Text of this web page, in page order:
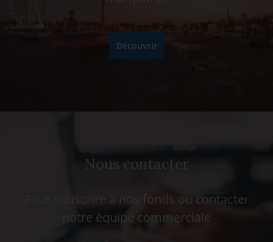
Découvrir
Nous contacter
Pour souscrire à nos fonds ou contacter
notre équipe commerciale